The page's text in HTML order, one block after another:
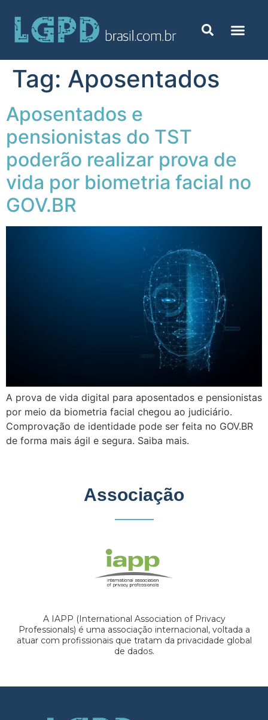
Tag: Aposentados
Aposentados e
pensionistas do TST
poderão realizar prova de
vida por biometria facial no
GOV.BR
A prova de vida digital para aposentados e pensionistas
por meio da biometria facial chegou ao judiciário.
Comprovação de identidade pode ser feita no GOV.BR
de forma mais ágil e segura. Saiba mais.
Associação
A IAPP (International Association of Privacy
Professionals) é uma associação internacional, voltada a
atuar com profissionais que tratam da privacidade global
de dados.